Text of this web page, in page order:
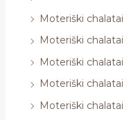
Moteriški chalatai
Moteriški chalatai
Moteriški chalatai
Moteriški chalatai
Moteriški chalatai